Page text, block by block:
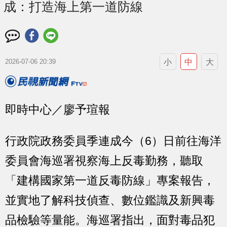
成：打造海上第一道防線
2026-07-06 20:39 小 中 大
即時中心／廖予瑄報
行政院政務委員季連成今（6）日前往海洋
委員會海巡署視察海上反毒勤務，聽取
「建構國家第一道反毒防線」專案報告，
並實地了解科技偵查、數位鑑識及新興毒
品檢驗等量能。海巡署指出，面對毒品犯